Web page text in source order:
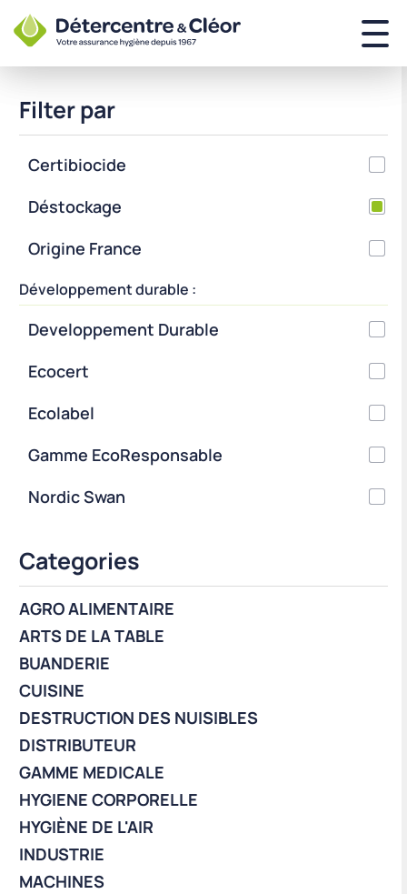
Filter par
Certibiocide
Déstockage
Origine France
Développement durable :
Developpement Durable
Ecocert
Ecolabel
Gamme EcoResponsable
Nordic Swan
Categories
AGRO ALIMENTAIRE
ARTS DE LA TABLE
BUANDERIE
CUISINE
DESTRUCTION DES NUISIBLES
DISTRIBUTEUR
GAMME MEDICALE
HYGIENE CORPORELLE
HYGIÈNE DE L'AIR
INDUSTRIE
MACHINES